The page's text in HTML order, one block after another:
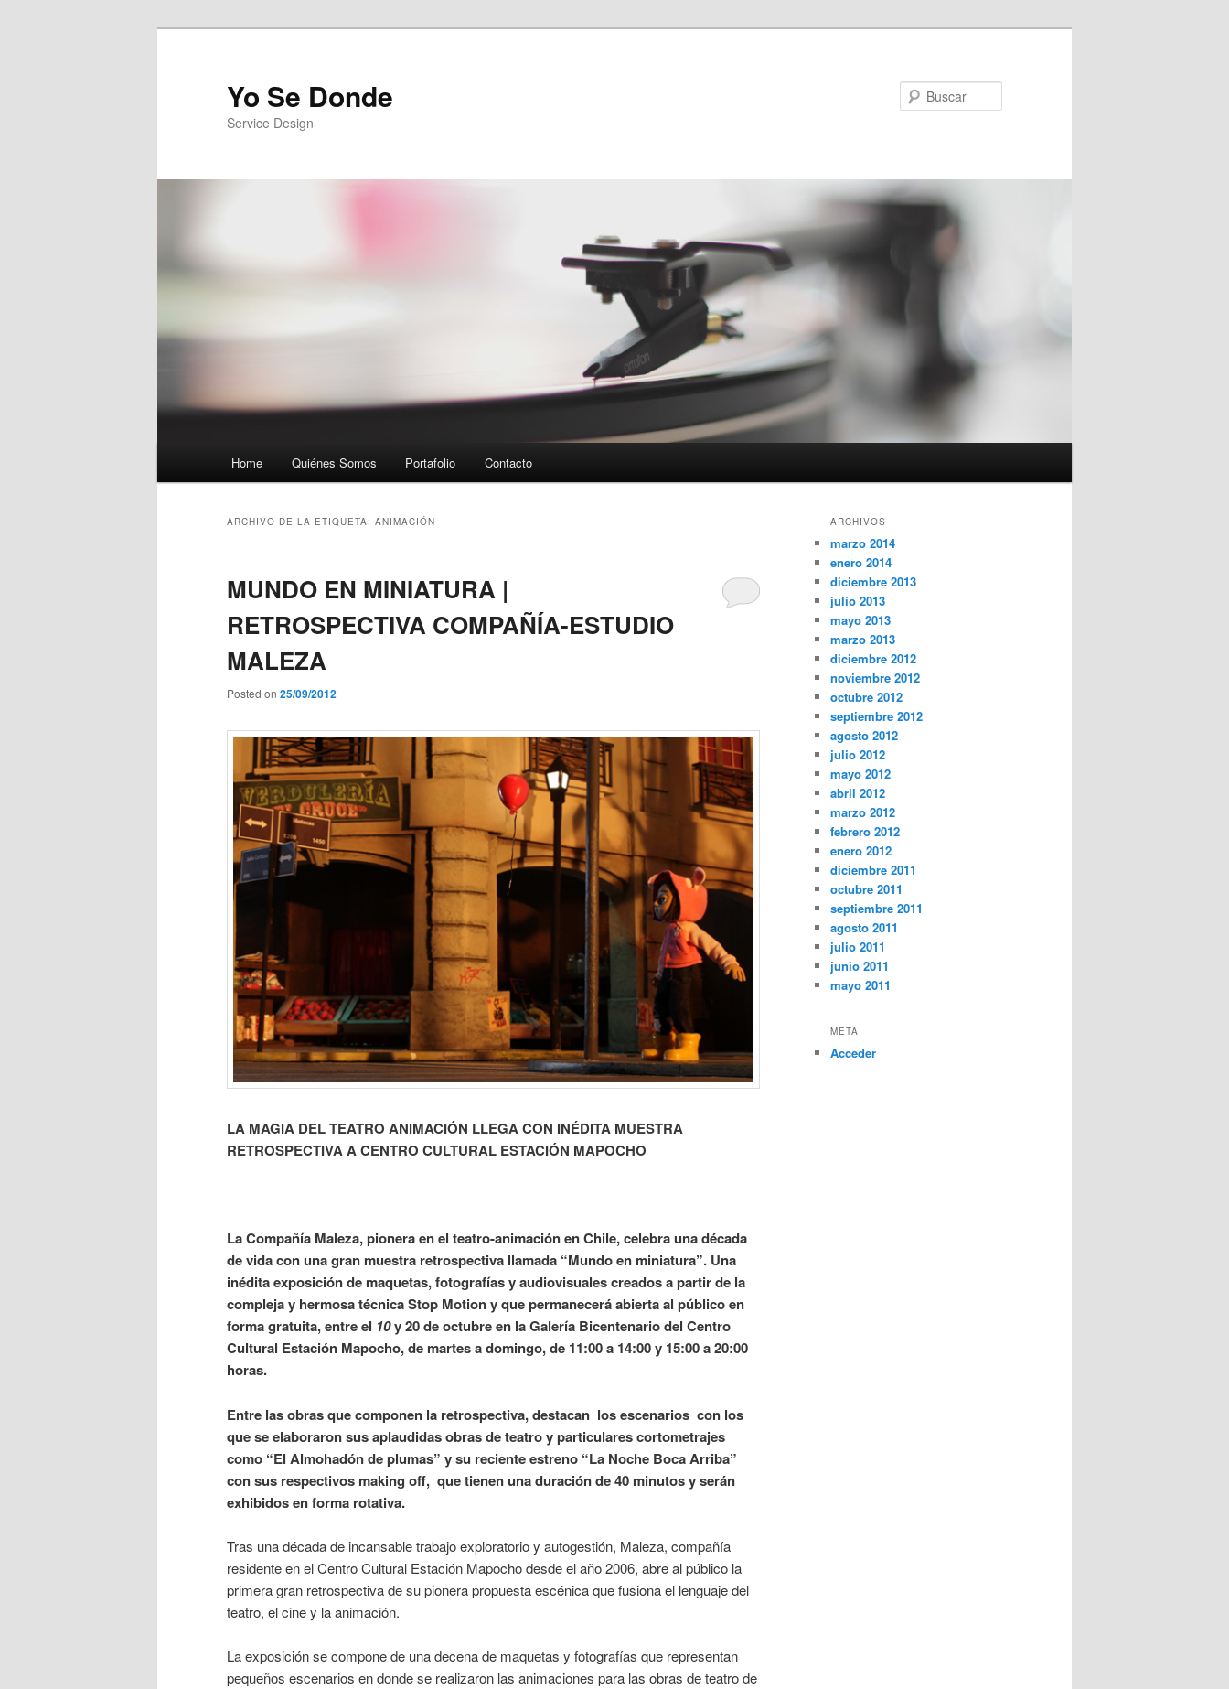
Yo Se Donde
Service Design
Ir al contenido principal
Ir al contenido secundario
Home Quiénes Somos Portafolio Contacto
ARCHIVO DE LA ETIQUETA: ANIMACIÓN
MUNDO EN MINIATURA |
RETROSPECTIVA COMPAÑÍA-ESTUDIO
MALEZA
Posted on 25/09/2012
LA MAGIA DEL TEATRO ANIMACIÓN LLEGA CON INÉDITA MUESTRA
RETROSPECTIVA A CENTRO CULTURAL ESTACIÓN MAPOCHO
La Compañía Maleza, pionera en el teatro-animación en Chile, celebra una década
de vida con una gran muestra retrospectiva llamada “Mundo en miniatura”. Una
inédita exposición de maquetas, fotografías y audiovisuales creados a partir de la
compleja y hermosa técnica Stop Motion y que permanecerá abierta al público en
forma gratuita, entre el 10y 20 de octubre en la Galería Bicentenario del Centro
Cultural Estación Mapocho, de martes a domingo, de 11:00 a 14:00 y 15:00 a 20:00
horas.
Entre las obras que componen la retrospectiva, destacan los escenarios con los
que se elaboraron sus aplaudidas obras de teatro y particulares cortometrajes
como “El Almohadón de plumas” y su reciente estreno “La Noche Boca Arriba”
con sus respectivos making off, que tienen una duración de 40 minutos y serán
exhibidos en forma rotativa.
Tras una década de incansable trabajo exploratorio y autogestión, Maleza, compañía
residente en el Centro Cultural Estación Mapocho desde el año 2006, abre al público la
primera gran retrospectiva de su pionera propuesta escénica que fusiona el lenguaje del
teatro, el cine y la animación.
La exposición se compone de una decena de maquetas y fotografías que representan
pequeños escenarios en donde se realizaron las animaciones para las obras de teatro de
ARCHIVOS
marzo 2014
enero 2014
diciembre 2013
julio 2013
mayo 2013
marzo 2013
diciembre 2012
noviembre 2012
octubre 2012
septiembre 2012
agosto 2012
julio 2012
mayo 2012
abril 2012
marzo 2012
febrero 2012
enero 2012
diciembre 2011
octubre 2011
septiembre 2011
agosto 2011
julio 2011
junio 2011
mayo 2011
META
Acceder